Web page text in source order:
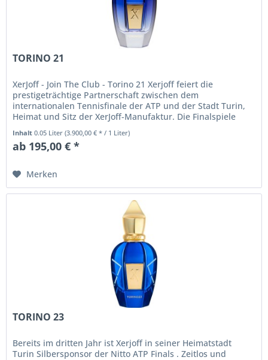
TORINO 21
XerJoff - Join The Club - Torino 21 Xerjoff feiert die
prestigeträchtige Partnerschaft zwischen dem
internationalen Tennisfinale der ATP und der Stadt Turin,
Heimat und Sitz der XerJoff-Manufaktur. Die Finalspiele
werden vier Jahre...
Inhalt0.05 Liter(3.900,00 € * / 1 Liter)
ab 195,00 € *
Merken
TORINO 23
Bereits im dritten Jahr ist Xerjoff in seiner Heimatstadt
Turin Silbersponsor der Nitto ATP Finals . Zeitlos und